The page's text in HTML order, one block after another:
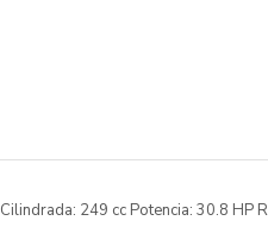
Cilindrada: 249 cc Potencia: 30.8 HP